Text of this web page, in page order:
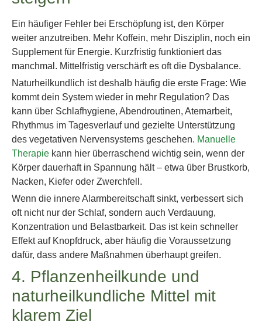
Ein häufiger Fehler bei Erschöpfung ist, den Körper
weiter anzutreiben. Mehr Koffein, mehr Disziplin, noch ein
Supplement für Energie. Kurzfristig funktioniert das
manchmal. Mittelfristig verschärft es oft die Dysbalance.
Naturheilkundlich ist deshalb häufig die erste Frage: Wie
kommt dein System wieder in mehr Regulation? Das
kann über Schlafhygiene, Abendroutinen, Atemarbeit,
Rhythmus im Tagesverlauf und gezielte Unterstützung
des vegetativen Nervensystems geschehen. Manuelle
Therapie kann hier überraschend wichtig sein, wenn der
Körper dauerhaft in Spannung hält – etwa über Brustkorb,
Nacken, Kiefer oder Zwerchfell.
Wenn die innere Alarmbereitschaft sinkt, verbessert sich
oft nicht nur der Schlaf, sondern auch Verdauung,
Konzentration und Belastbarkeit. Das ist kein schneller
Effekt auf Knopfdruck, aber häufig die Voraussetzung
dafür, dass andere Maßnahmen überhaupt greifen.
4. Pflanzenheilkunde und
naturheilkundliche Mittel mit
klarem Ziel